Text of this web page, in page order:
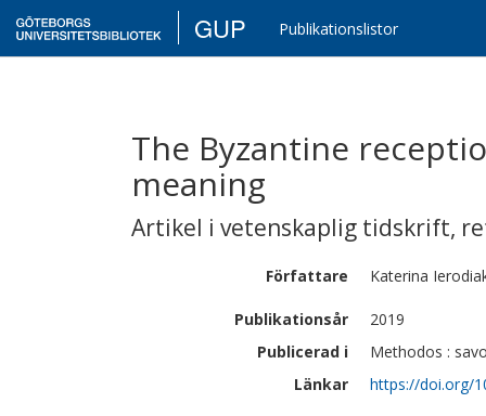
GUP Publikationslistor
The Byzantine
meaning
Artikel i vetenskaplig tidskrift,
Författare Katerina
Publikationsår
2019
Publicerad i
Methodos :
Länkar
https://doi.org/